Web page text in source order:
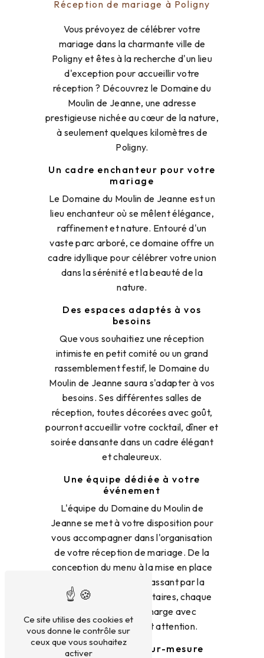
Réception de mariage à Poligny
Vous prévoyez de célébrer votre
mariage dans la charmante ville de
Poligny et êtes à la recherche d'un lieu
d'exception pour accueillir votre
réception ? Découvrez le Domaine du
Moulin de Jeanne, une adresse
prestigieuse nichée au cœur de la nature,
à seulement quelques kilomètres de
Poligny.
Un cadre enchanteur pour votre
mariage
Le Domaine du Moulin de Jeanne est un
lieu enchanteur où se mêlent élégance,
raffinement et nature. Entouré d'un
vaste parc arboré, ce domaine offre un
cadre idyllique pour célébrer votre union
dans la sérénité et la beauté de la
nature.
Des espaces adaptés à vos
besoins
Que vous souhaitiez une réception
intimiste en petit comité ou un grand
rassemblement festif, le Domaine du
Moulin de Jeanne saura s'adapter à vos
besoins. Ses différentes salles de
réception, toutes décorées avec goût,
pourront accueillir votre cocktail, dîner et
soirée dansante dans un cadre élégant
et chaleureux.
Une équipe dédiée à votre
événement
L'équipe du Domaine du Moulin de
Jeanne se met à votre disposition pour
vous accompagner dans l'organisation
de votre réception de mariage. De la
conception du menu à la mise en place
de la décoration, en passant par la
coordination des prestataires, chaque
détail sera pris en charge avec
professionnalisme et attention.
Des prestations sur-mesure
Ce site utilise des cookies et
vous donne le contrôle sur
ceux que vous souhaitez
activer